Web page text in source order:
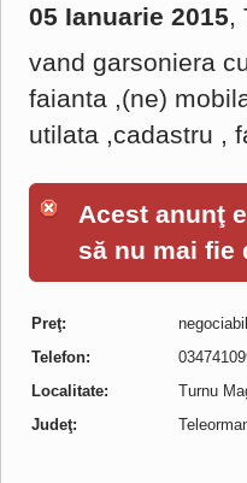
05 Ianuarie 2015,
vand garsoniera
faianta ,(ne)
utilata ,cadastru ,
Acest anunţ
să nu mai fie
Preţ:
negociabil
Telefon:
Localitate:
Turnu
Judeţ: